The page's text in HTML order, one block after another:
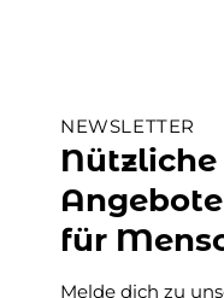
NEWSLETTER
Nützliche
für
Melde dich zu